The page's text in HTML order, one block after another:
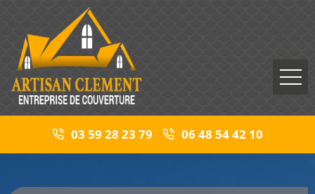
03 59 28 23 79 06 48 54 42 10